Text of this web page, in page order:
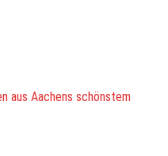
aus Aachens schönstem